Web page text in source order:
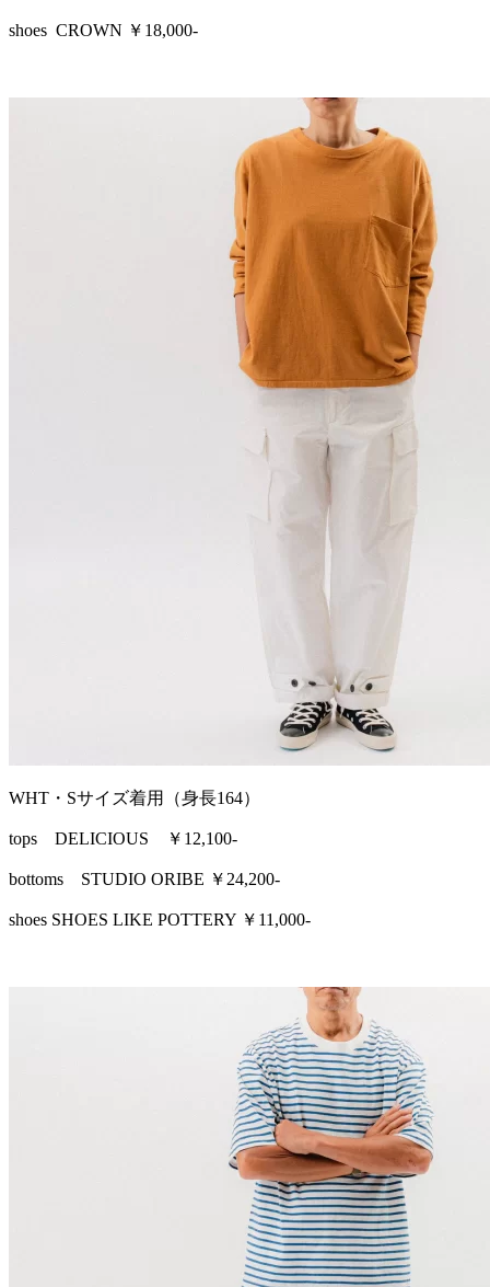
shoes CROWN ￥18,000-
WHT・Sサイズ着用（身長164）
tops DELICIOUS ￥12,100-
bottoms STUDIO ORIBE ￥24,200-
shoes SHOES LIKE POTTERY ￥11,000-